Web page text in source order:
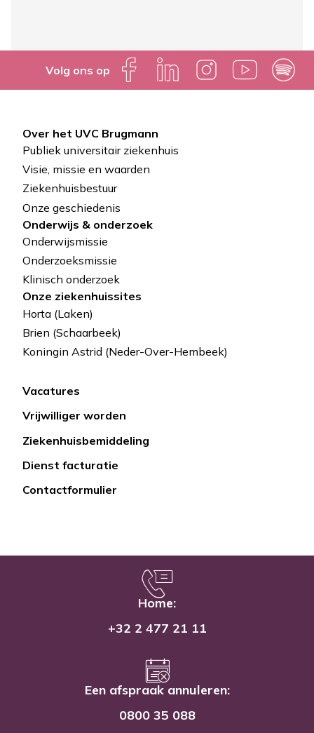
Volg ons op
Pied
de
page
Over het UVC Brugmann
Publiek universitair ziekenhuis
Visie, missie en waarden
Ziekenhuisbestuur
Onze geschiedenis
Onderwijs & onderzoek
Onderwijsmissie
Onderzoeksmissie
Klinisch onderzoek
Onze ziekenhuissites
Horta (Laken)
Brien (Schaarbeek)
Koningin Astrid (Neder-Over-Hembeek)
Lien
rapide
Vacatures
Vrijwilliger worden
Ziekenhuisbemiddeling
Dienst facturatie
Contactformulier
Home:
+32 2 477 21 11
Een afspraak annuleren:
0800 35 088